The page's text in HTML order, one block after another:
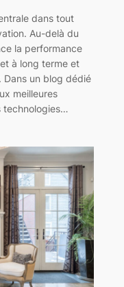
dans tout
Au-delà du
la performance
à long terme et
Dans un blog dédié
meilleures
technologies…